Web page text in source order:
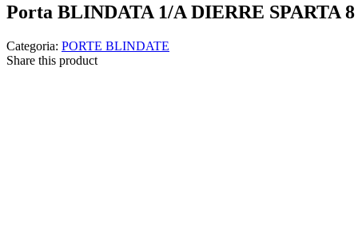
Porta BLINDATA 1/A DIERRE SPARTA 8
Categoria: PORTE BLINDATE
Share this product